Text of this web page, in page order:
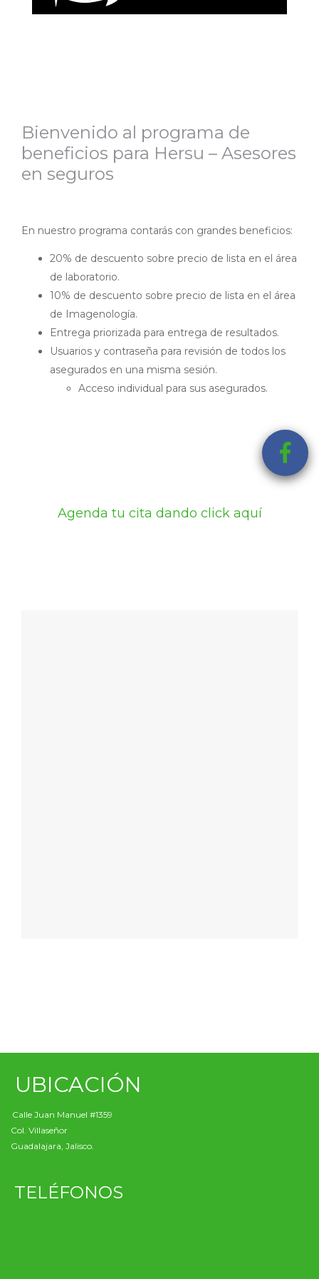
Bienvenido al programa de
beneficios para Hersu – Asesores
en seguros
En nuestro programa contarás con grandes beneficios:
20% de descuento sobre precio de lista en el área
de laboratorio.
10% de descuento sobre precio de lista en el área
de Imagenología.
Entrega priorizada para entrega de resultados.
Usuarios y contraseña para revisión de todos los
asegurados en una misma sesión.
Acceso individual para sus asegurados.
Agenda tu cita dando click aquí
UBICACIÓN
Calle Juan Manuel #1359
Col. Villaseñor
Guadalajara, Jalisco.
TELÉFONOS